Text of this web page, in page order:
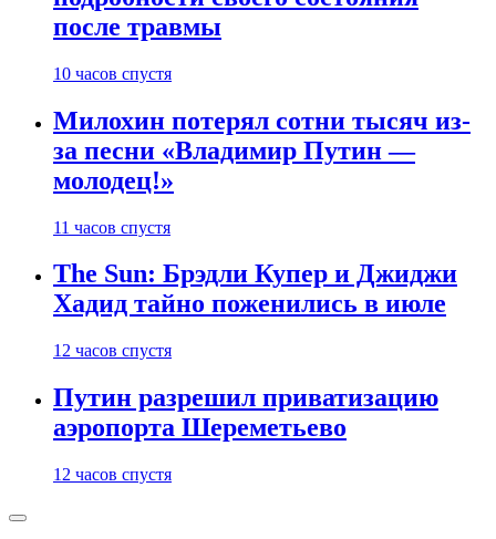
после травмы
10 часов спустя
Милохин потерял сотни тысяч из-
за песни «Владимир Путин —
молодец!»
11 часов спустя
The Sun: Брэдли Купер и Джиджи
Хадид тайно поженились в июле
12 часов спустя
Путин разрешил приватизацию
аэропорта Шереметьево
12 часов спустя